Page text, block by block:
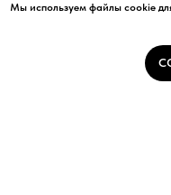
Мы используем файлы cookie